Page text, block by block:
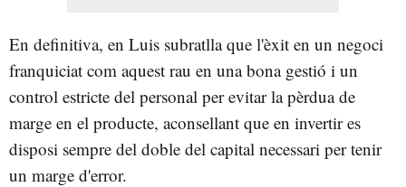
En definitiva, en Luis subratlla que l'èxit en un negoci
franquiciat com aquest rau en una bona gestió i un
control estricte del personal per evitar la pèrdua de
marge en el producte, aconsellant que en invertir es
disposi sempre del doble del capital necessari per tenir
un marge d'error.